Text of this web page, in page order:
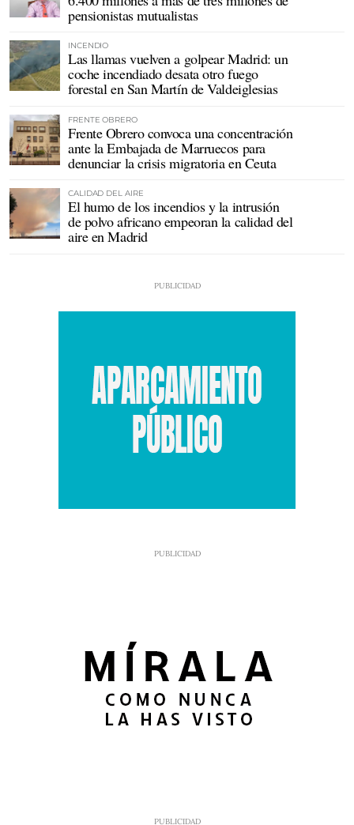
pensionistas mutualistas
INCENDIO
Las llamas vuelven a golpear Madrid: un
coche incendiado desata otro fuego
forestal en San Martín de Valdeiglesias
FRENTE OBRERO
Frente Obrero convoca una concentración
ante la Embajada de Marruecos para
denunciar la crisis migratoria en Ceuta
CALIDAD DEL AIRE
El humo de los incendios y la intrusión
de polvo africano empeoran la calidad del
aire en Madrid